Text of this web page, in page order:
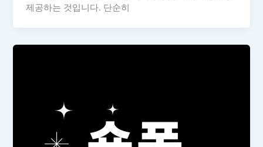
제공하는 것입니다. 단순히